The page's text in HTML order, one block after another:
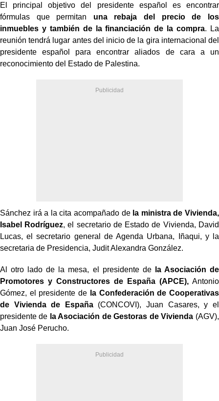
El principal objetivo del presidente español es encontrar
fórmulas que permitan una rebaja del precio de los
inmuebles y también de la financiación de la compra. La
reunión tendrá lugar antes del inicio de la gira internacional del
presidente español para encontrar aliados de cara a un
reconocimiento del Estado de Palestina.
Sánchez irá a la cita acompañado de la ministra de Vivienda,
Isabel Rodríguez, el secretario de Estado de Vivienda, David
Lucas, el secretario general de Agenda Urbana, Iñaqui, y la
secretaria de Presidencia, Judit Alexandra González.
Al otro lado de la mesa, el presidente de
la Asociación de
Promotores y Constructores de España (APCE),Antonio
Gómez, el presidente de la Confederación de Cooperativas
de Vivienda de España(CONCOVI), Juan Casares, y el
presidente de la Asociación de Gestoras de Vivienda (AGV),
Juan José Perucho.